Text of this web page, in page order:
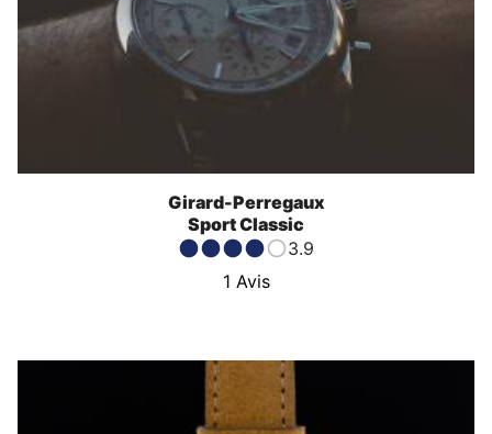
Girard-Perregaux
Sport Classic
3.9
1 Avis